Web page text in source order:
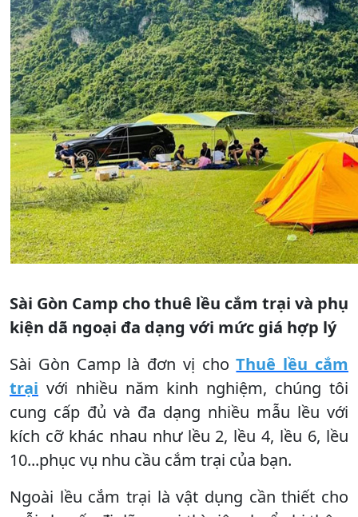
Sài Gòn Camp cho thuê lều cắm trại và phụ
kiện dã ngoại đa dạng với mức giá hợp lý
Sài Gòn Camp là đơn vị choThuê lều cắm
trại với nhiều năm kinh nghiệm, chúng tôi
cung cấp đủ và đa dạng nhiều mẫu lều với
kích cỡ khác nhau như lều 2, lều 4, lều 6, lều
10...phục vụ nhu cầu cắm trại của bạn.
Ngoài lều cắm trại là vật dụng cần thiết cho